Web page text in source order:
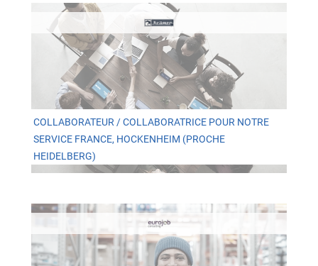
COLLABORATEUR / COLLABORATRICE POUR NOTRE
SERVICE FRANCE, HOCKENHEIM (PROCHE
HEIDELBERG)